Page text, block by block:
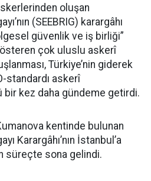
oluşan
(SEEBRIG) karargâhı
güvenlik ve iş birliği”
çok uluslu askerî
Türkiye’nin giderek
standardı askerî
bir kez daha gündeme getirdi.
kentinde bulunan
Karargâhı’nın İstanbul’a
süreçte sona gelindi.